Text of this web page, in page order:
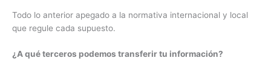
Todo lo anterior apegado a la normativa internacional y local
que regule cada supuesto.
¿A qué terceros podemos transferir tu información?